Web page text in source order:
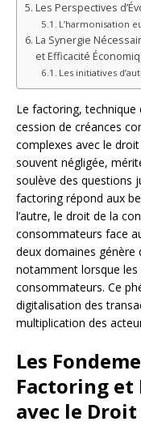
Les Perspectives
L’harmonisation
La Synergie
et Efficacité
Les initiatives
Le factoring,
cession de créances
complexes avec le
souvent négligée,
soulève des questions
factoring répond aux
l’autre, le droit de la
consommateurs face
deux domaines génère
notamment lorsque les
consommateurs. Ce
digitalisation des
multiplication des
Les
Factoring
avec le